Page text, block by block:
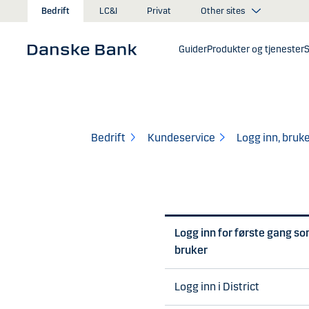
Gå til hovedinnhold
Bedrift LC&I Privat Other sites
GuiderProdukter og tjenester
Bedrift Kundeservice Logg inn,
Logg inn for første gang
bruker
Logg inn i District